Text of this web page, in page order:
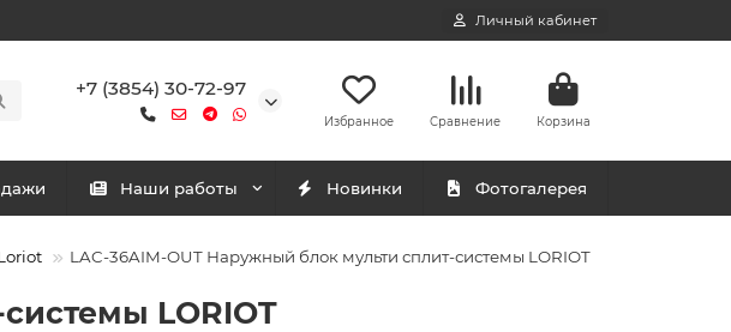
Личный кабинет
+7 (3854) 30-72-97
Избранное Сравнение Корзина
Наши работы Новинки Фотогалерея
LAC-36AIM-OUT Наружный блок мульти сплит-системы LORIOT
LORIOT